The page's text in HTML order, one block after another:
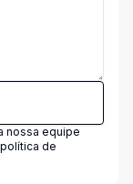
nossa equipe
política de